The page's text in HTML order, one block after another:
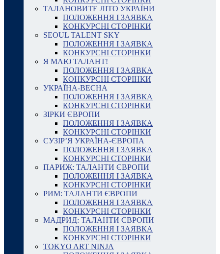
ТАЛАНОВИТЕ ЛІТО УКРАЇНИ
ПОЛОЖЕННЯ І ЗАЯВКА
КОНКУРСНІ СТОРІНКИ
SEOUL TALENT SKY
ПОЛОЖЕННЯ І ЗАЯВКА
КОНКУРСНІ СТОРІНКИ
Я МАЮ ТАЛАНТ!
ПОЛОЖЕННЯ І ЗАЯВКА
КОНКУРСНІ СТОРІНКИ
УКРАЇНА-ВЕСНА
ПОЛОЖЕННЯ І ЗАЯВКА
КОНКУРСНІ СТОРІНКИ
ЗІРКИ ЄВРОПИ
ПОЛОЖЕННЯ І ЗАЯВКА
КОНКУРСНІ СТОРІНКИ
СУЗІР’Я УКРАЇНА-ЄВРОПА
ПОЛОЖЕННЯ І ЗАЯВКА
КОНКУРСНІ СТОРІНКИ
ПАРИЖ: ТАЛАНТИ ЄВРОПИ
ПОЛОЖЕННЯ І ЗАЯВКА
КОНКУРСНІ СТОРІНКИ
РИМ: ТАЛАНТИ ЄВРОПИ
ПОЛОЖЕННЯ І ЗАЯВКА
КОНКУРСНІ СТОРІНКИ
МАДРИД: ТАЛАНТИ ЄВРОПИ
ПОЛОЖЕННЯ І ЗАЯВКА
КОНКУРСНІ СТОРІНКИ
TOKYO ART NINJA